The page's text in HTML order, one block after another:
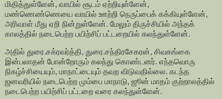
மிதித்துள்ளேன், வாயில் சூடம் ஏற்றியுள்ளேன்,
மண்ணெண்ணெயை வாயில் ஊற்றி நெருப்பைக் கக்கியுள்ளேன்,
அரிவாள் மீது ஏறி நின்றுள்ளேன். மேலும் திருச்சியில் அந்தக்
காலத்தில் நடைபெற்ற பயிற்சிப் பட்டறையில் கலந்துள்ளேன்.
அதில் துரை.சக்ரவர்த்தி, துரை.சந்திரசேகரன், சிவகங்கை
இன்பலாதன் போன்றோரும் கலந்து கொண்டனர். எந்தவொரு
நிகழ்ச்சியையும், மாநாட்டையும் தவற விடுவதில்லை. கடந்த
ஜனவரியில் நடைபெற்ற மும்பை மாநாடு, ஜூன் மாதம் குற்றாலத்தில்
நடைபெற்ற பயிற்சிப் பட்டறை வரை கலந்துள்ளேன்.